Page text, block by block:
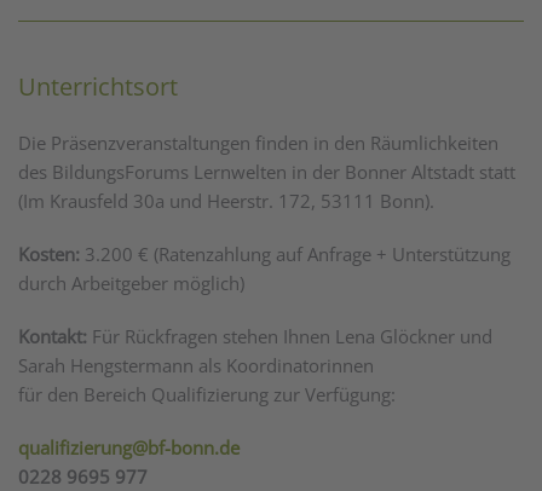
Unterrichtsort
Die Präsenzveranstaltungen finden in den Räumlichkeiten
des BildungsForums Lernwelten in der Bonner Altstadt statt
(Im Krausfeld 30a und Heerstr. 172, 53111 Bonn).
Kosten: 3.200 € (Ratenzahlung auf Anfrage + Unterstützung
durch Arbeitgeber möglich)
Kontakt: Für Rückfragen stehen Ihnen Lena Glöckner und
Sarah Hengstermann als Koordinatorinnen
für den Bereich Qualifizierung zur Verfügung:
qualifizierung@bf-bonn.de
0228 9695 977